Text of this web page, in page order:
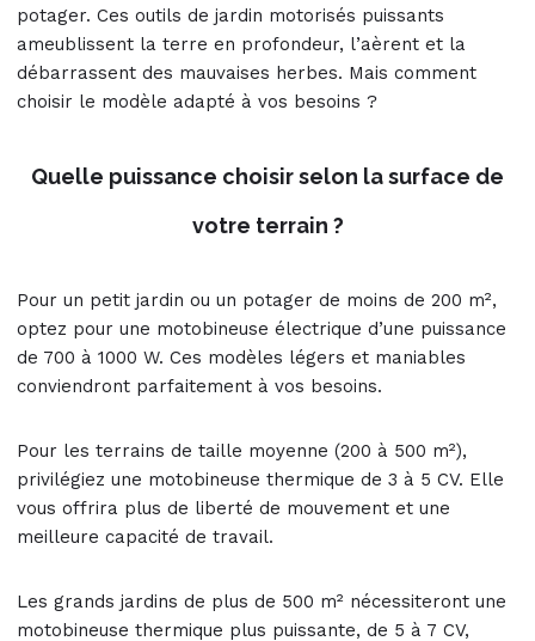
potager. Ces outils de jardin motorisés puissants
ameublissent la terre en profondeur, l’aèrent et la
débarrassent des mauvaises herbes. Mais comment
choisir le modèle adapté à vos besoins ?
Quelle puissance choisir selon la surface de
votre terrain ?
Pour un petit jardin ou un potager de moins de 200 m²,
optez pour une motobineuse électrique d’une puissance
de 700 à 1000 W. Ces modèles légers et maniables
conviendront parfaitement à vos besoins.
Pour les terrains de taille moyenne (200 à 500 m²),
privilégiez une motobineuse thermique de 3 à 5 CV. Elle
vous offrira plus de liberté de mouvement et une
meilleure capacité de travail.
Les grands jardins de plus de 500 m² nécessiteront une
motobineuse thermique plus puissante, de 5 à 7 CV,